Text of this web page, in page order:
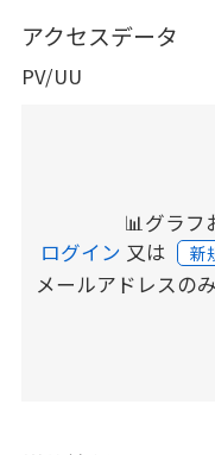
アクセスデータ
PV/UU
📊グラフ
ログイン 又は 新
メールアドレスの